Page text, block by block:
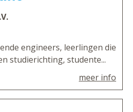
engineers, leerlingen die
studierichting, studente...
meer info